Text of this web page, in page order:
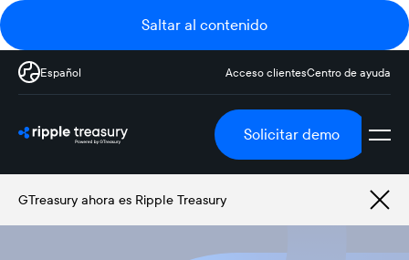
Saltar al contenido
Español Acceso clientesCentro de ayuda
Solicitar demo
GTreasury ahora es Ripple Treasury